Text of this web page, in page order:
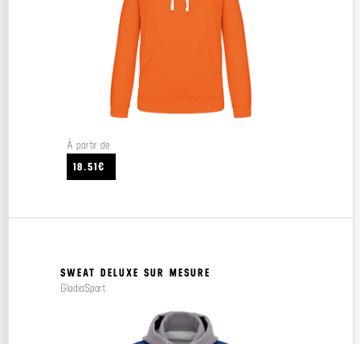
À partir de
18.51€
SWEAT DELUXE SUR MESURE
GladiaSport